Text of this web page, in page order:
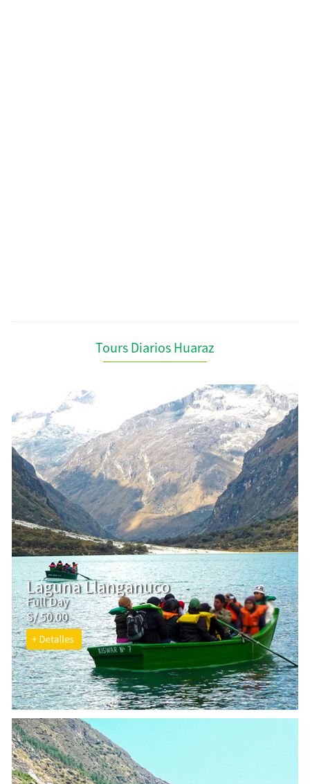
Tours Diarios Huaraz
Laguna Llanganuco
Full Day
S/ 50.00